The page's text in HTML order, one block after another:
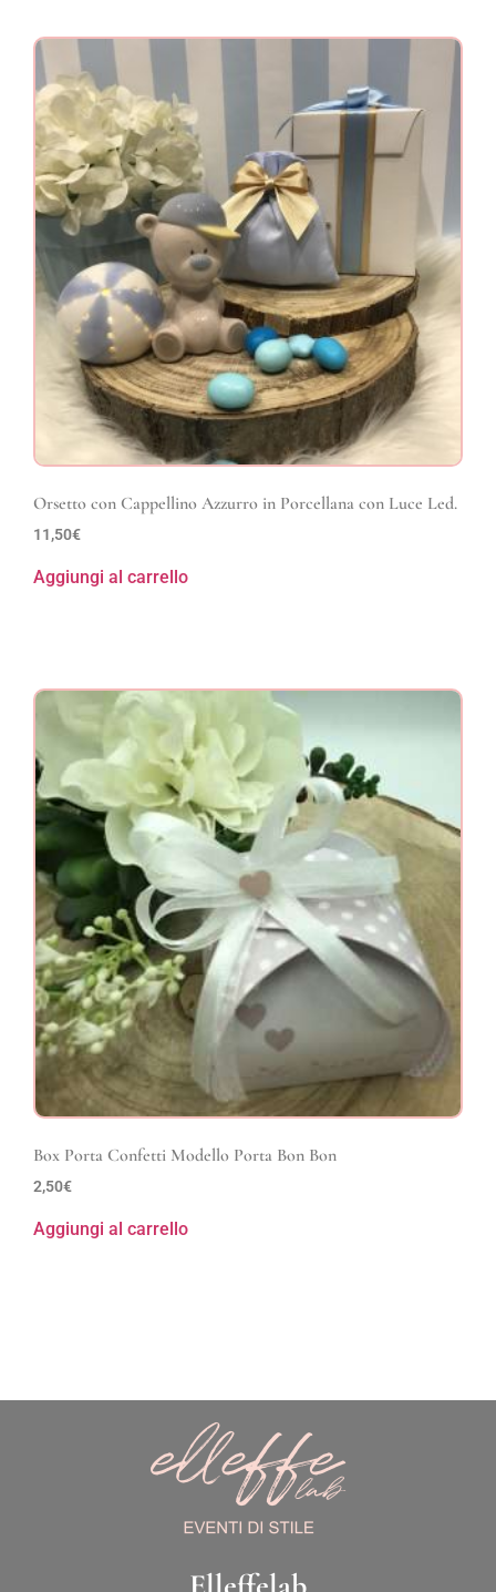
Orsetto con Cappellino Azzurro in Porcellana con Luce Led.
11,50€
Aggiungi al carrello
Box Porta Confetti Modello Porta Bon Bon
2,50€
Aggiungi al carrello